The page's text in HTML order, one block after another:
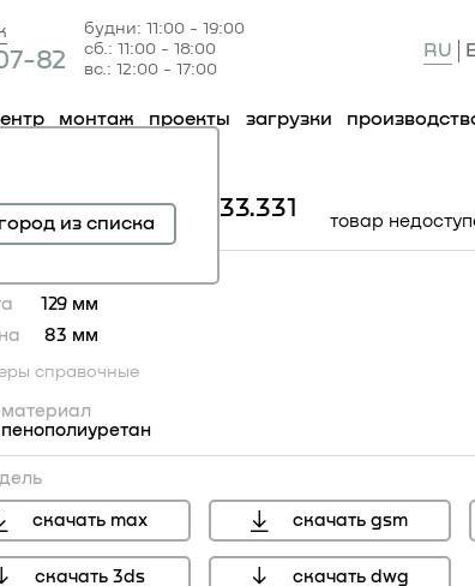
82
будни: 11:00 - 19:00
сб.: 11:00 - 18:00
вс.: 12:00 - 17:00
RU
монтаж проекты загрузки
из списка
элемент 4.33.331
элемент 4.33.331 товар
129 мм
83 мм
справочные
материал
пенополиуретан
скачать max скачать gsm
скачать 3ds скачать dwg